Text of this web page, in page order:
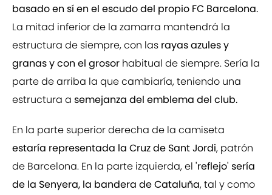
basado en sí en el escudo del propio FC Barcelona.
La mitad inferior de la zamarra mantendrá la
estructura de siempre, con las rayas azules y
granas y con el grosor habitual de siempre. Sería la
parte de arriba la que cambiaría, teniendo una
estructura a semejanza del emblema del club.
En la parte superior derecha de la camiseta
estaría representada la Cruz de Sant Jordi, patrón
de Barcelona. En la parte izquierda, el 'reflejo' sería
de la Senyera, la bandera de Cataluña, tal y como